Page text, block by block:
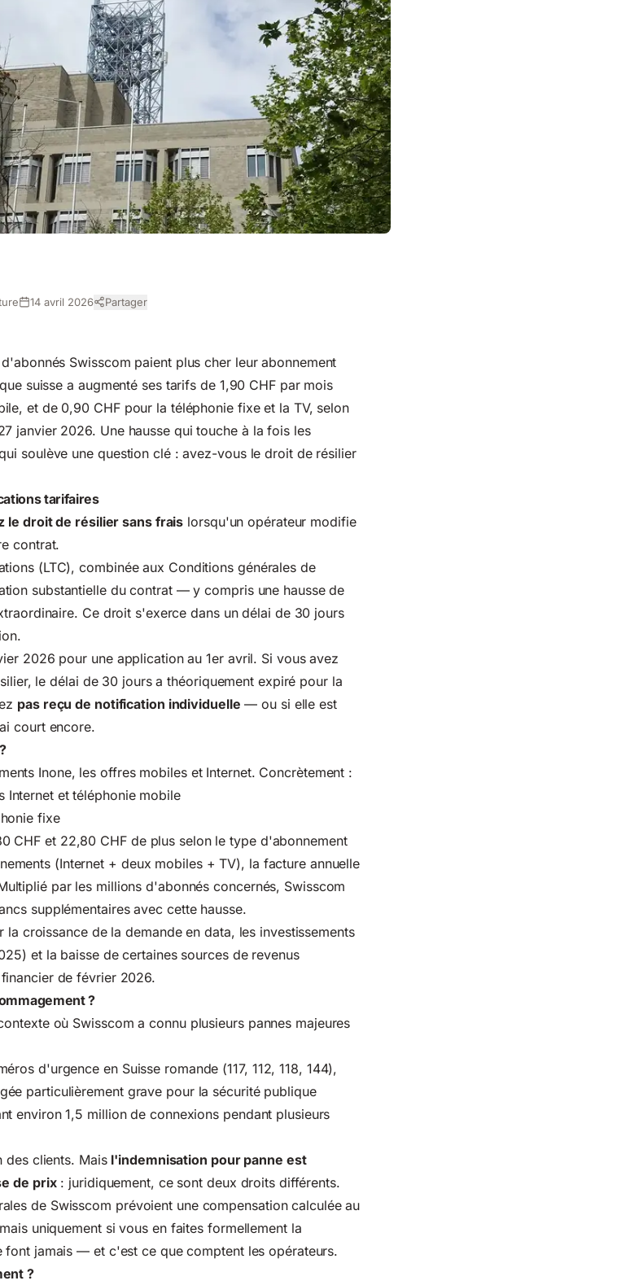
14 avril 2026 Partager
Swisscom paient plus cher leur abonnement
suisse a augmenté ses tarifs de 1,90 CHF par mois
et de 0,90 CHF pour la téléphonie fixe et la TV, selon
janvier 2026. Une hausse qui touche à la fois les
soulève une question clé : avez-vous le droit de résilier
tarifaires
le droit de résilier sans frais lorsqu'un opérateur modifie
contrat.
(LTC), combinée aux Conditions générales de
substantielle du contrat — y compris une hausse de
Ce droit s'exerce dans un délai de 30 jours
2026 pour une application au 1er avril. Si vous avez
le délai de 30 jours a théoriquement expiré pour la
pas reçu de notification individuelle — ou si elle est
court encore.
Inone, les offres mobiles et Internet. Concrètement :
Internet et téléphonie mobile
fixe
CHF et 22,80 CHF de plus selon le type d'abonnement
(Internet + deux mobiles + TV), la facture annuelle
par les millions d'abonnés concernés, Swisscom
supplémentaires avec cette hausse.
croissance de la demande en data, les investissements
et la baisse de certaines sources de revenus
de février 2026.
?
où Swisscom a connu plusieurs pannes majeures
d'urgence en Suisse romande (117, 112, 118, 144),
particulièrement grave pour la sécurité publique
environ 1,5 million de connexions pendant plusieurs
des clients. Mais l'indemnisation pour panne est
de prix: juridiquement, ce sont deux droits différents.
de Swisscom prévoient une compensation calculée au
uniquement si vous en faites formellement la
font jamais — et c'est ce que comptent les opérateurs.
?